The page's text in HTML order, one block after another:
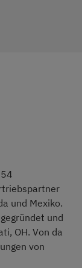
und Mexiko.
und
OH. Von da
von